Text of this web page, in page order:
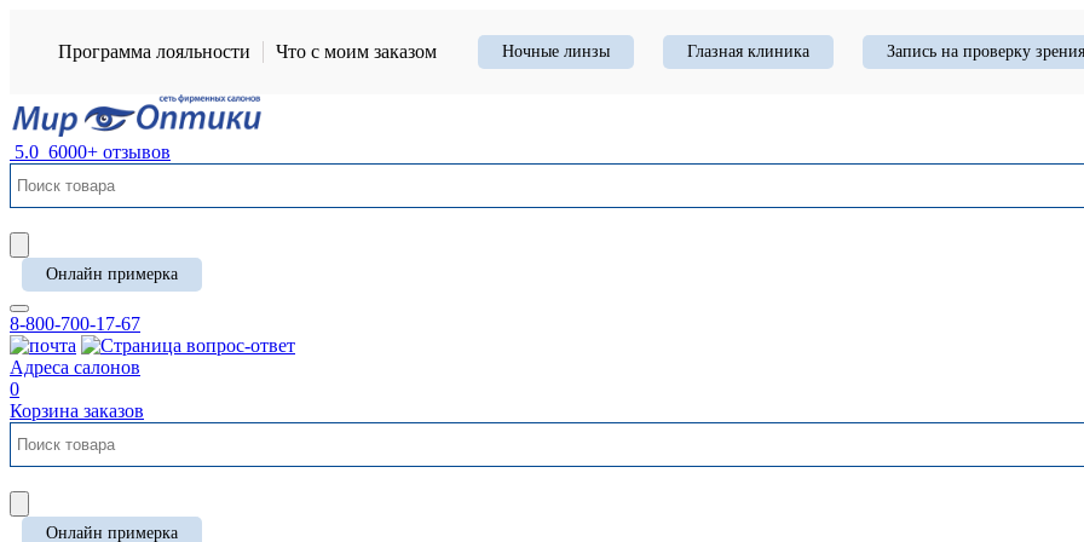
Программа лояльности Что с моим заказом Ночные линзы Глазная клиника Запись на проверку зрения
5.0 6000+ отзывов
Онлайн примерка
8-800-700-17-67
Адреса салонов
0
Корзина заказов
Онлайн примерка